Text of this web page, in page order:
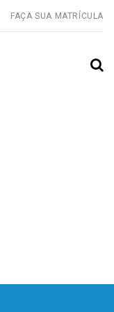
FAÇA SUA MATRÍCULA